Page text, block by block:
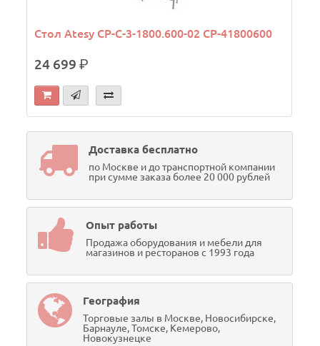
Стол Atesy СР-С-3-1800.600-02 СР-41800600
24 699р.
Доставка бесплатно
по Москве и до транспортной компании
при сумме заказа более 20 000 рублей
Опыт работы
Продажа оборудования и мебели для
магазинов и ресторанов с 1993 года
География
Торговые залы в Москве, Новосибирске,
Барнауле, Томске, Кемерово,
Новокузнецке